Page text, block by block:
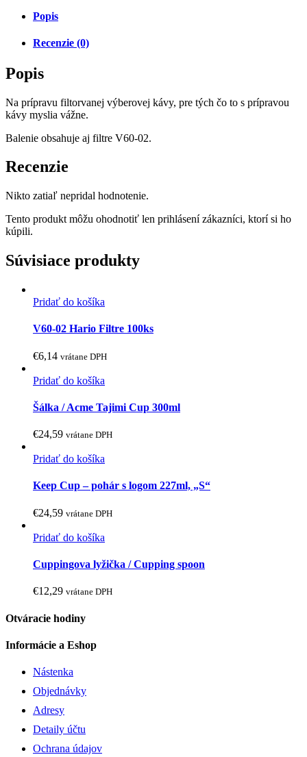
Popis
Recenzie (0)
Popis
Na prípravu filtorvanej výberovej kávy, pre tých čo to s prípravou
kávy myslia vážne.
Balenie obsahuje aj filtre V60-02.
Recenzie
Nikto zatiaľ nepridal hodnotenie.
Tento produkt môžu ohodnotiť len prihlásení zákazníci, ktorí si ho
kúpili.
Súvisiace produkty
Pridať do košíka
V60-02 Hario Filtre 100ks
€6,14 vrátane DPH
Pridať do košíka
Šálka / Acme Tajimi Cup 300ml
€24,59 vrátane DPH
Pridať do košíka
Keep Cup – pohár s logom 227ml, „S“
€24,59 vrátane DPH
Pridať do košíka
Cuppingova lyžička / Cupping spoon
€12,29 vrátane DPH
Otváracie hodiny
Informácie a Eshop
Nástenka
Objednávky
Adresy
Detaily účtu
Ochrana údajov